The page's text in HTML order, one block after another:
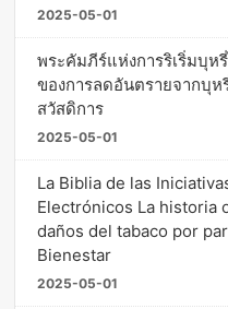
2025-05-01
พระคัมภีร์แห่งการริเริ่มบุ
ของการลดอันตรายจากบุ
สวัสดิการ
2025-05-01
La Biblia de las
Electrónicos La historia
daños del tabaco por
Bienestar
2025-05-01